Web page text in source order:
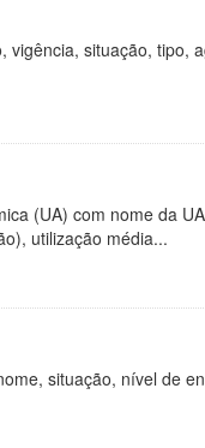
situação, tipo,
(UA) com nome da
utilização média...
situação, nível de